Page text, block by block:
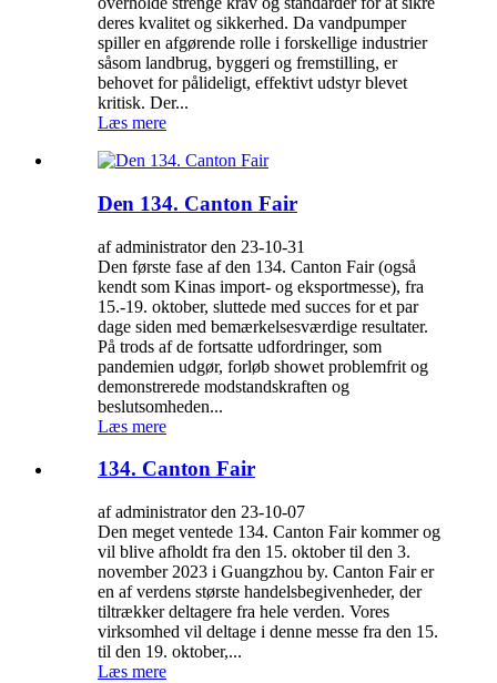
deres kvalitet og sikkerhed. Da vandpumper
spiller en afgørende rolle i forskellige industrier
såsom landbrug, byggeri og fremstilling, er
behovet for pålideligt, effektivt udstyr blevet
kritisk. Der...
Læs mere
Den 134. Canton Fair
af administrator den 23-10-31
Den første fase af den 134. Canton Fair (også
kendt som Kinas import- og eksportmesse), fra
15.-19. oktober, sluttede med succes for et par
dage siden med bemærkelsesværdige resultater.
På trods af de fortsatte udfordringer, som
pandemien udgør, forløb showet problemfrit og
demonstrerede modstandskraften og
beslutsomheden...
Læs mere
134. Canton Fair
af administrator den 23-10-07
Den meget ventede 134. Canton Fair kommer og
vil blive afholdt fra den 15. oktober til den 3.
november 2023 i Guangzhou by. Canton Fair er
en af ​​verdens største handelsbegivenheder, der
tiltrækker deltagere fra hele verden. Vores
virksomhed vil deltage i denne messe fra den 15.
til den 19. oktober,...
Læs mere